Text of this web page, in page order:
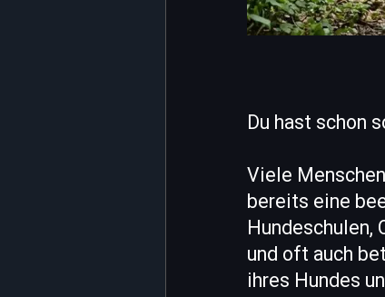
Du hast schon
Viele
bereits eine
Hundeschulen,
und oft auch
ihres Hundes